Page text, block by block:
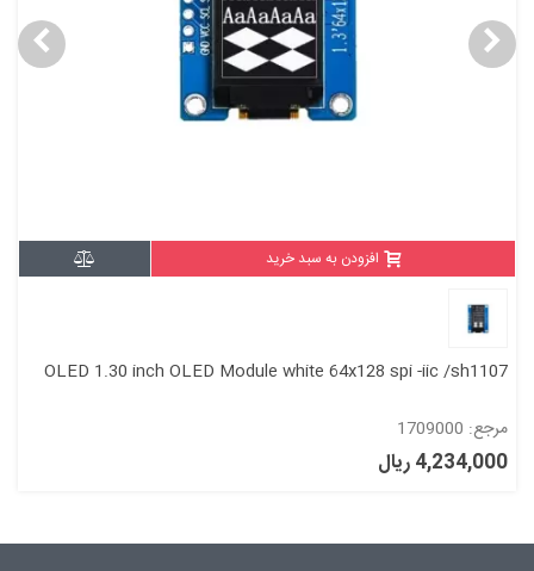
افزودن به سبد خرید
OLED 1.30 inch OLED Module white 64x128 spi -iic /sh1107
مرجع: 1709000
4,234,000 ریال